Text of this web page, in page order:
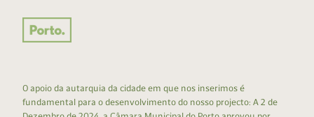
O apoio da autarquia da cidade em que nos inserimos é
fundamental para o desenvolvimento do nosso projecto: A 2 de